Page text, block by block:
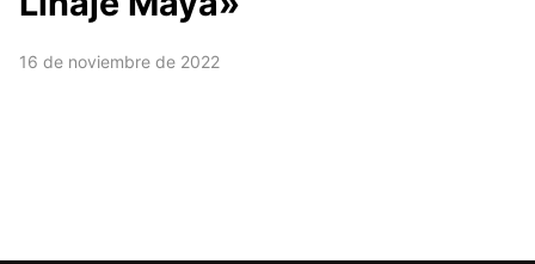
16 de noviembre de 2022